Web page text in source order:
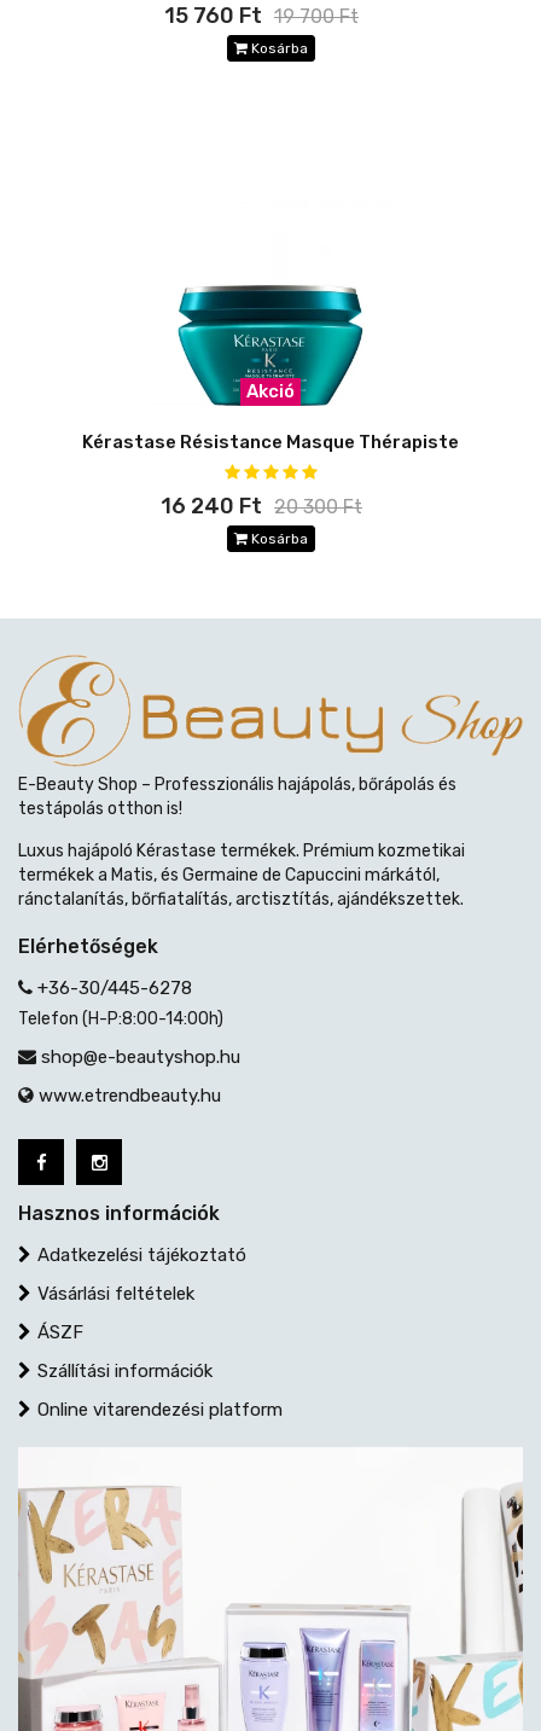
15 760 Ft 19 700 Ft
Kosárba
Akció
Kérastase Résistance Masque Thérapiste
16 240 Ft 20 300 Ft
Kosárba
E-Beauty Shop – Professzionális hajápolás, bőrápolás és
testápolás otthon is!
Luxus hajápoló Kérastase termékek. Prémium kozmetikai
termékek a Matis, és Germaine de Capuccini márkától,
ránctalanítás, bőrfiatalítás, arctisztítás, ajándékszettek.
Elérhetőségek
+36-30/445-6278
Telefon (H-P:8:00-14:00h)
shop@e-beautyshop.hu
www.etrendbeauty.hu
Hasznos információk
Adatkezelési tájékoztató
Vásárlási feltételek
ÁSZF
Szállítási információk
Online vitarendezési platform